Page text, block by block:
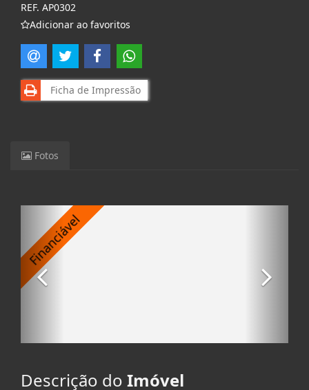
REF. AP0302
Adicionar ao favoritos
Ficha de Impressão
Fotos
Descrição do Imóvel